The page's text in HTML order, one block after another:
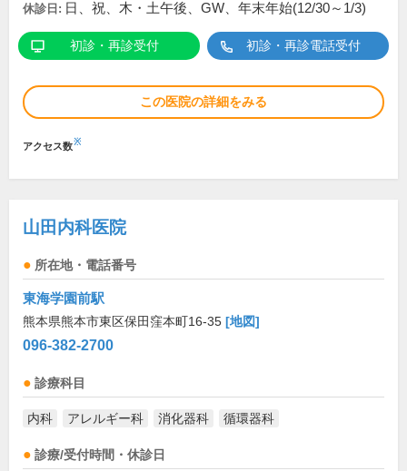
休診日: 日、祝、木・土午後、GW、年末年始(12/30～1/3)
初診・再診受付 初診・再診電話受付
この医院の詳細をみる
アクセス数※
山田内科医院
所在地・電話番号
東海学園前駅
熊本県熊本市東区保田窪本町16-35 [地図]
096-382-2700
診療科目
内科 アレルギー科 消化器科 循環器科
診療/受付時間・休診日